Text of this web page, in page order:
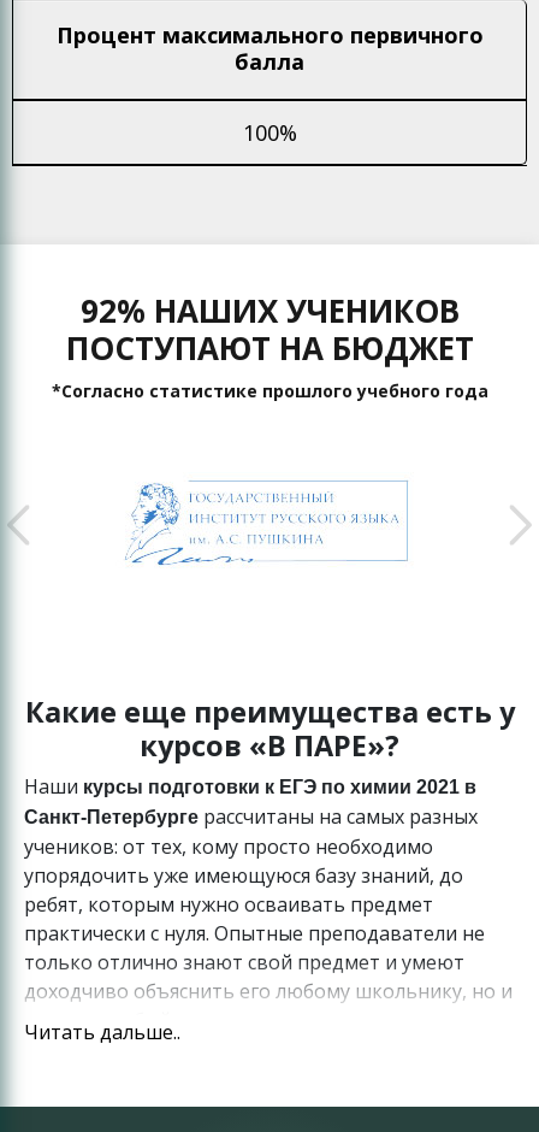
Процент максимального первичного
балла
100%
92% НАШИХ УЧЕНИКОВ
ПОСТУПАЮТ НА БЮДЖЕТ
*Согласно статистике прошлого учебного года
Какие еще преимущества есть у
курсов «В ПАРЕ»?
Наши курсы подготовки к ЕГЭ по химии 2021 в
Санкт-Петербурге рассчитаны на самых разных
учеников: от тех, кому просто необходимо
упорядочить уже имеющуюся базу знаний, до
ребят, которым нужно осваивать предмет
практически с нуля. Опытные преподаватели не
только отлично знают свой предмет и умеют
доходчиво объяснить его любому школьнику, но и
делают особый акцент именно на подготовку к
госэкзамену.
Читать дальше..